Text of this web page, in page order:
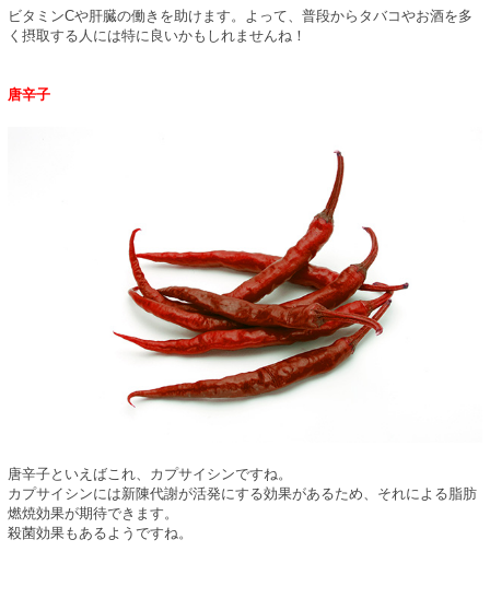
ビタミンCや肝臓の働きを助けます。よって、普段からタバコやお酒を多
く摂取する人には特に良いかもしれませんね！
唐辛子
唐辛子といえばこれ、カプサイシンですね。
カプサイシンには新陳代謝が活発にする効果があるため、それによる脂肪
燃焼効果が期待できます。
殺菌効果もあるようですね。